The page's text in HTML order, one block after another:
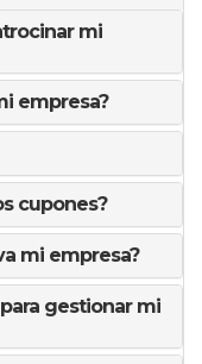
mi
empresa?
cupones?
mi empresa?
gestionar mi